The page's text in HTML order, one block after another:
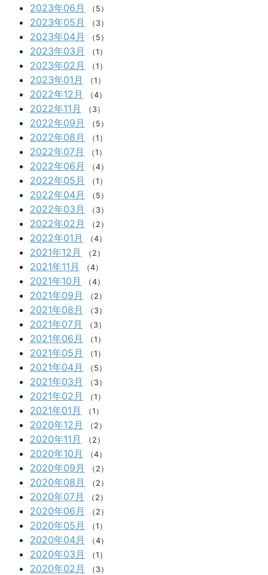
2023年06月 （5）
2023年05月 （3）
2023年04月 （5）
2023年03月 （1）
2023年02月 （1）
2023年01月 （1）
2022年12月 （4）
2022年11月 （3）
2022年09月 （5）
2022年08月 （1）
2022年07月 （1）
2022年06月 （4）
2022年05月 （1）
2022年04月 （5）
2022年03月 （3）
2022年02月 （2）
2022年01月 （4）
2021年12月 （2）
2021年11月 （4）
2021年10月 （4）
2021年09月 （2）
2021年08月 （3）
2021年07月 （3）
2021年06月 （1）
2021年05月 （1）
2021年04月 （5）
2021年03月 （3）
2021年02月 （1）
2021年01月 （1）
2020年12月 （2）
2020年11月 （2）
2020年10月 （4）
2020年09月 （2）
2020年08月 （2）
2020年07月 （2）
2020年06月 （2）
2020年05月 （1）
2020年04月 （4）
2020年03月 （1）
2020年02月 （3）